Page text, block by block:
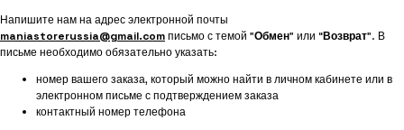
Напишите нам на адрес электронной почты
maniastorerussia@gmail.comписьмо с темой "Обмен" или “Возврат”. В
письме необходимо обязательно указать:
номер вашего заказа, который можно найти в личном кабинете или в
электронном письме с подтверждением заказа
контактный номер телефона